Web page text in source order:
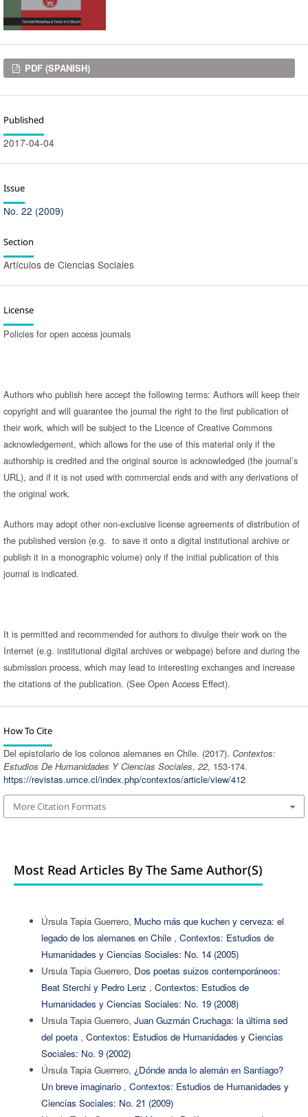
Downloads
PDF (SPANISH)
Published
2017-04-04
Issue
No. 22 (2009)
Section
Artículos de Ciencias Sociales
License
Policies for open access journals
Authors who publish here accept the following terms: Authors will keep their
copyright and will guarantee the journal the right to the first publication of
their work, which will be subject to the Licence of Creative Commons
acknowledgement, which allows for the use of this material only if the
authorship is credited and the original source is acknowledged (the journal’s
URL), and if it is not used with commercial ends and with any derivations of
the original work.
Authors may adopt other non-exclusive license agreements of distribution of
the published version (e.g. to save it onto a digital institutional archive or
publish it in a monographic volume) only if the initial publication of this
journal is indicated.
It is permitted and recommended for authors to divulge their work on the
Internet (e.g. institutional digital archives or webpage) before and during the
submission process, which may lead to interesting exchanges and increase
the citations of the publication. (See Open Access Effect).
How To Cite
Del epistolario de los colonos alemanes en Chile. (2017). Contextos:
Estudios De Humanidades Y Ciencias Sociales, 22, 153-174.
https://revistas.umce.cl/index.php/contextos/article/view/412
More Citation Formats
Most Read Articles By The Same Author(s)
Úrsula Tapia Guerrero, Mucho más que kuchen y cerveza: el
legado de los alemanes en Chile , Contextos: Estudios de
Humanidades y Ciencias Sociales: No. 14 (2005)
Ursula Tapia Guerrero, Dos poetas suizos contemporáneos:
Beat Sterchi y Pedro Lenz , Contextos: Estudios de
Humanidades y Ciencias Sociales: No. 19 (2008)
Ursula Tapia Guerrero, Juan Guzmán Cruchaga: la última sed
del poeta , Contextos: Estudios de Humanidades y Ciencias
Sociales: No. 9 (2002)
Úrsula Tapia Guerrero, ¿Dónde anda lo alemán en Santiago?
Un breve imaginario , Contextos: Estudios de Humanidades y
Ciencias Sociales: No. 21 (2009)